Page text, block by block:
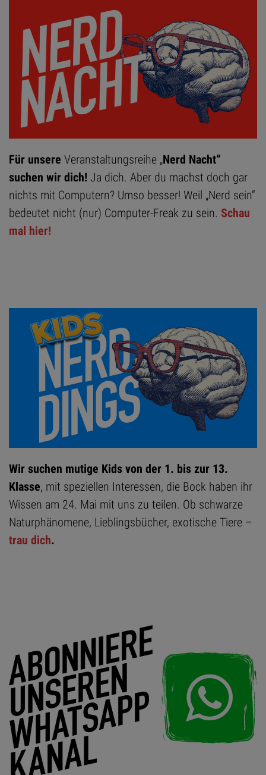
Für unsere Veranstaltungsreihe „Nerd Nacht“
suchen wir dich! Ja dich. Aber du machst doch gar
nichts mit Computern? Umso besser! Weil „Nerd sein“
bedeutet nicht (nur) Computer-Freak zu sein. Schau
mal hier!
Wir suchen mutige Kids von der 1. bis zur 13.
Klasse, mit speziellen Interessen, die Bock haben ihr
Wissen am 24. Mai mit uns zu teilen. Ob schwarze
Naturphänomene, Lieblingsbücher, exotische Tiere –
trau dich.